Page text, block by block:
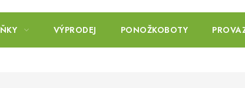
VÝPRODEJ PONOŽKOBOTY